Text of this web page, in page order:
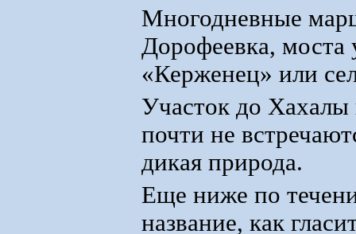
Многодневные
Дорофеевка, моста
«Керженец» или
Участок до Хахалы
почти не
дикая природа.
Еще ниже по
название, как